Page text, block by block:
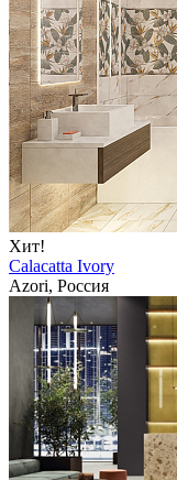
Хит!
Calacatta Ivory
Azori, Россия